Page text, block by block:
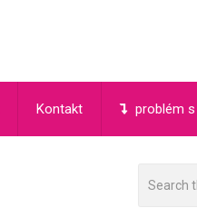
Kontakt problém